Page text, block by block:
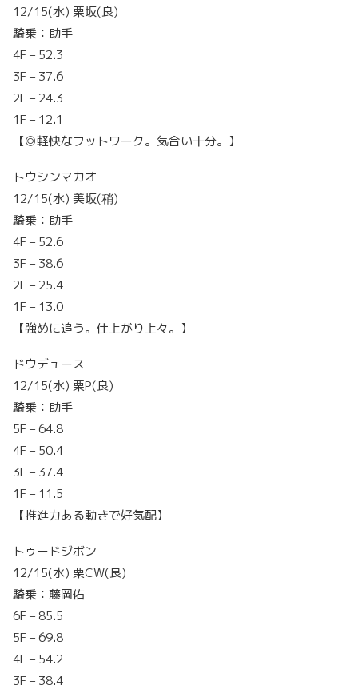
12/15(水) 栗坂(良)
騎乗：助手
4F – 52.3
3F – 37.6
2F – 24.3
1F – 12.1
【◎軽快なフットワーク。気合い十分。】
トウシンマカオ
12/15(水) 美坂(稍)
騎乗：助手
4F – 52.6
3F – 38.6
2F – 25.4
1F – 13.0
【強めに追う。仕上がり上々。】
ドウデュース
12/15(水) 栗P(良)
騎乗：助手
5F – 64.8
4F – 50.4
3F – 37.4
1F – 11.5
【推進力ある動きで好気配】
トゥードジボン
12/15(水) 栗CW(良)
騎乗：藤岡佑
6F – 85.5
5F – 69.8
4F – 54.2
3F – 38.4